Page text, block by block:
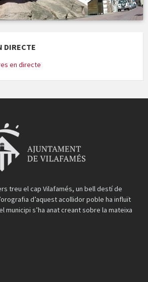
DIRECTE
en directe
treu el cap Vilafamés, un bell destí de
d’aquest acollidor poble ha influït
municipi s’ha anat creant sobre la mateixa